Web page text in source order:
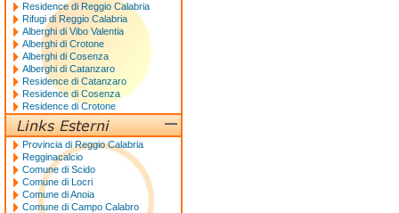
Residence di Reggio Calabria
Rifugi di Reggio Calabria
Alberghi di Vibo Valentia
Alberghi di Crotone
Alberghi di Cosenza
Alberghi di Catanzaro
Residence di Catanzaro
Residence di Cosenza
Residence di Crotone
Provincia di Reggio Calabria
Regginacalcio
Comune di Scido
Comune di Locri
Comune di Anoia
Comune di Campo Calabro